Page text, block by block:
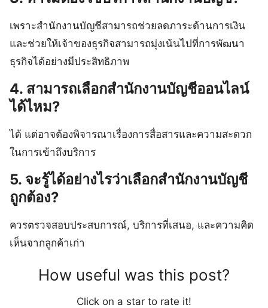
เพราะสำนักงานบัญชีสามารถช่วยลดภาระด้านการเงิน
และช่วยให้เจ้าของธุรกิจสามารถมุ่งเน้นไปที่การพัฒนา
ธุรกิจได้อย่างมีประสิทธิภาพ
4. สามารถเลือกสำนักงานบัญชีออนไลน์
ได้ไหม?
ได้ แต่อาจต้องพิจารณาเรื่องการสื่อสารและความสะดวก
ในการเข้าถึงบริการ
5. จะรู้ได้อย่างไรว่าเลือกสำนักงานบัญชี
ถูกต้อง?
ควรตรวจสอบประสบการณ์, บริการที่เสนอ, และความคิด
เห็นจากลูกค้าเก่า
How useful was this post?
Click on a star to rate it!